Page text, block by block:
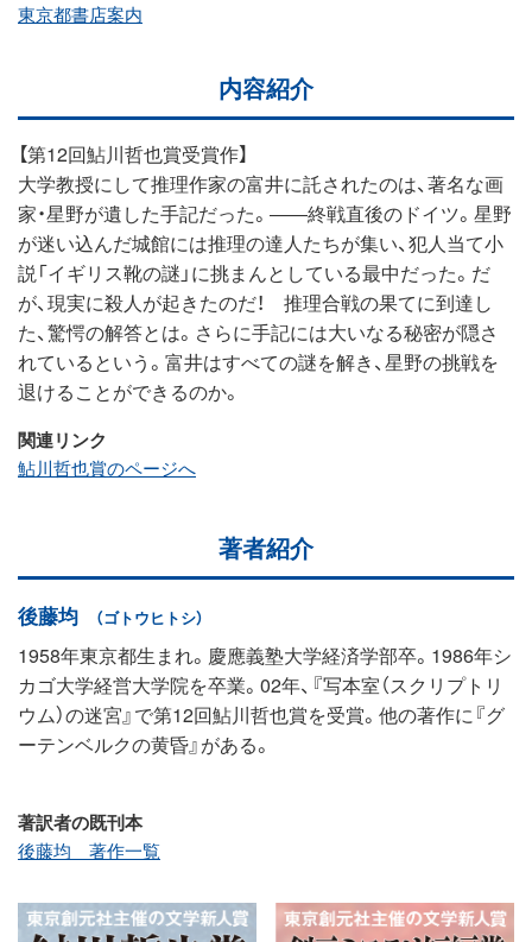
東京都書店案内
内容紹介
【第12回鮎川哲也賞受賞作】
大学教授にして推理作家の富井に託されたのは、著名な画
家・星野が遺した手記だった。――終戦直後のドイツ。星野
が迷い込んだ城館には推理の達人たちが集い、犯人当て小
説「イギリス靴の謎」に挑まんとしている最中だった。だ
が、現実に殺人が起きたのだ！ 推理合戦の果てに到達し
た、驚愕の解答とは。さらに手記には大いなる秘密が隠さ
れているという。富井はすべての謎を解き、星野の挑戦を
退けることができるのか。
関連リンク
鮎川哲也賞のページへ
著者紹介
後藤均 （ゴトウヒトシ）
1958年東京都生まれ。慶應義塾大学経済学部卒。1986年シ
カゴ大学経営大学院を卒業。02年、『写本室（スクリプトリ
ウム）の迷宮』で第12回鮎川哲也賞を受賞。他の著作に『グ
ーテンベルクの黄昏』がある。
著訳者の既刊本
後藤均 著作一覧